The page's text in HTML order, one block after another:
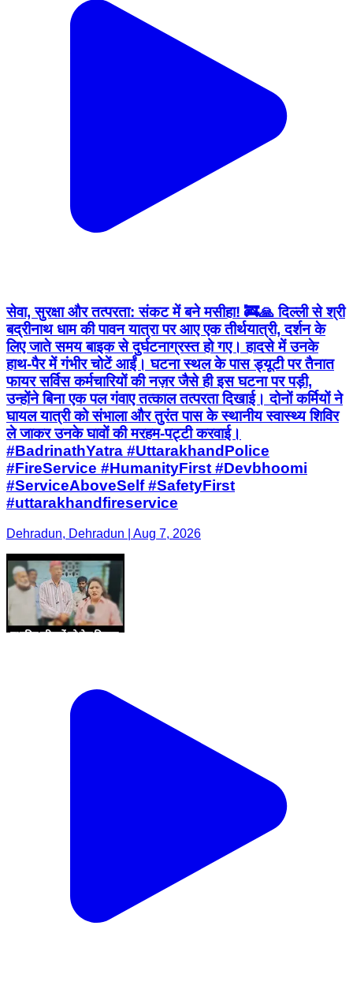
सेवा, सुरक्षा और तत्परता: संकट में बने मसीहा! 🚒🙏 दिल्ली से श्री
बद्रीनाथ धाम की पावन यात्रा पर आए एक तीर्थयात्री, दर्शन के
लिए जाते समय बाइक से दुर्घटनाग्रस्त हो गए। हादसे में उनके
हाथ-पैर में गंभीर चोटें आईं। घटना स्थल के पास ड्यूटी पर तैनात
फायर सर्विस कर्मचारियों की नज़र जैसे ही इस घटना पर पड़ी,
उन्होंने बिना एक पल गंवाए तत्काल तत्परता दिखाई। दोनों कर्मियों ने
घायल यात्री को संभाला और तुरंत पास के स्थानीय स्वास्थ्य शिविर
ले जाकर उनके घावों की मरहम-पट्टी करवाई।
#BadrinathYatra #UttarakhandPolice
#FireService #HumanityFirst #Devbhoomi
#ServiceAboveSelf #SafetyFirst
#uttarakhandfireservice
Dehradun, Dehradun | Aug 7, 2026